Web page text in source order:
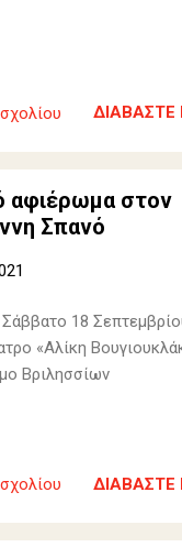
ΔΙΑΒΆΣΤΕ
αφιέρωμα στον
Σπανό
18
«Αλίκη
Βριλησσίων
ΔΙΑΒΆΣΤΕ